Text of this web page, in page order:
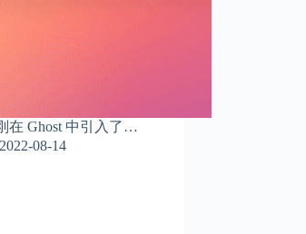
在 Ghost 中引入了…
2022-08-14